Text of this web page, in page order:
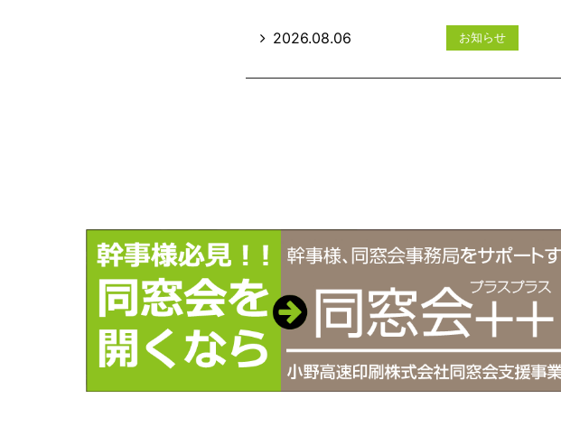
2026.08.06 お知らせ